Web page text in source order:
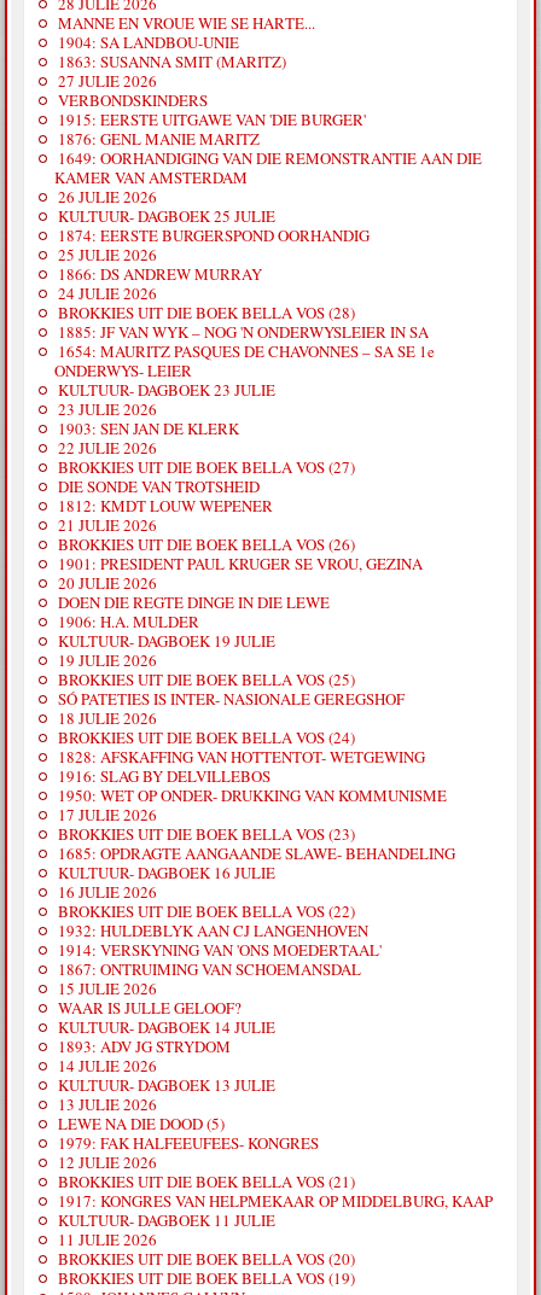
MANNE EN VROUE WIE SE HARTE...
1904: SA LANDBOU-UNIE
1863: SUSANNA SMIT (MARITZ)
27 JULIE 2026
VERBONDSKINDERS
1915: EERSTE UITGAWE VAN 'DIE BURGER'
1876: GENL MANIE MARITZ
1649: OORHANDIGING VAN DIE REMONSTRANTIE AAN DIE
KAMER VAN AMSTERDAM
26 JULIE 2026
KULTUUR- DAGBOEK 25 JULIE
1874: EERSTE BURGERSPOND OORHANDIG
25 JULIE 2026
1866: DS ANDREW MURRAY
24 JULIE 2026
BROKKIES UIT DIE BOEK BELLA VOS (28)
1885: JF VAN WYK – NOG 'N ONDERWYSLEIER IN SA
1654: MAURITZ PASQUES DE CHAVONNES – SA SE 1e
ONDERWYS- LEIER
KULTUUR- DAGBOEK 23 JULIE
23 JULIE 2026
1903: SEN JAN DE KLERK
22 JULIE 2026
BROKKIES UIT DIE BOEK BELLA VOS (27)
DIE SONDE VAN TROTSHEID
1812: KMDT LOUW WEPENER
21 JULIE 2026
BROKKIES UIT DIE BOEK BELLA VOS (26)
1901: PRESIDENT PAUL KRUGER SE VROU, GEZINA
20 JULIE 2026
DOEN DIE REGTE DINGE IN DIE LEWE
1906: H.A. MULDER
KULTUUR- DAGBOEK 19 JULIE
19 JULIE 2026
BROKKIES UIT DIE BOEK BELLA VOS (25)
SÓ PATETIES IS INTER- NASIONALE GEREGSHOF
18 JULIE 2026
BROKKIES UIT DIE BOEK BELLA VOS (24)
1828: AFSKAFFING VAN HOTTENTOT- WETGEWING
1916: SLAG BY DELVILLEBOS
1950: WET OP ONDER- DRUKKING VAN KOMMUNISME
17 JULIE 2026
BROKKIES UIT DIE BOEK BELLA VOS (23)
1685: OPDRAGTE AANGAANDE SLAWE- BEHANDELING
KULTUUR- DAGBOEK 16 JULIE
16 JULIE 2026
BROKKIES UIT DIE BOEK BELLA VOS (22)
1932: HULDEBLYK AAN CJ LANGENHOVEN
1914: VERSKYNING VAN 'ONS MOEDERTAAL'
1867: ONTRUIMING VAN SCHOEMANSDAL
15 JULIE 2026
WAAR IS JULLE GELOOF?
KULTUUR- DAGBOEK 14 JULIE
1893: ADV JG STRYDOM
14 JULIE 2026
KULTUUR- DAGBOEK 13 JULIE
13 JULIE 2026
LEWE NA DIE DOOD (5)
1979: FAK HALFEEUFEES- KONGRES
12 JULIE 2026
BROKKIES UIT DIE BOEK BELLA VOS (21)
1917: KONGRES VAN HELPMEKAAR OP MIDDELBURG, KAAP
KULTUUR- DAGBOEK 11 JULIE
11 JULIE 2026
BROKKIES UIT DIE BOEK BELLA VOS (20)
BROKKIES UIT DIE BOEK BELLA VOS (19)